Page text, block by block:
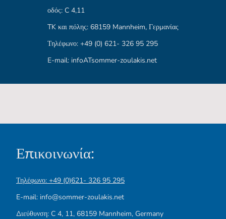
οδός: C 4,11
TK και πόλης: 68159 Mannheim, Γερμανίας
Τηλέφωνο: +49 (0) 621- 326 95 295
E-mail: infoATsommer-zoulakis.net
Επικοινωνία:
Τηλέφωνο: +49 (0)621- 326 95 295
E-mail: info@sommer-zoulakis.net
Διεύθυνση: C 4, 11, 68159 Mannheim, Germany